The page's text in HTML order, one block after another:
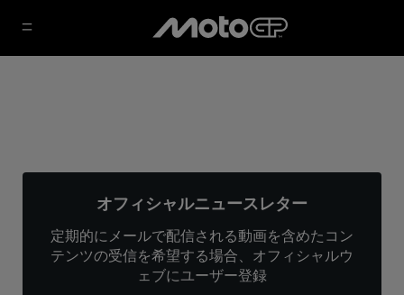
オフィシャルニュースレター
定期的にメールで配信される動画を含めたコン
テンツの受信を希望する場合、オフィシャルウ
ェブにユーザー登録